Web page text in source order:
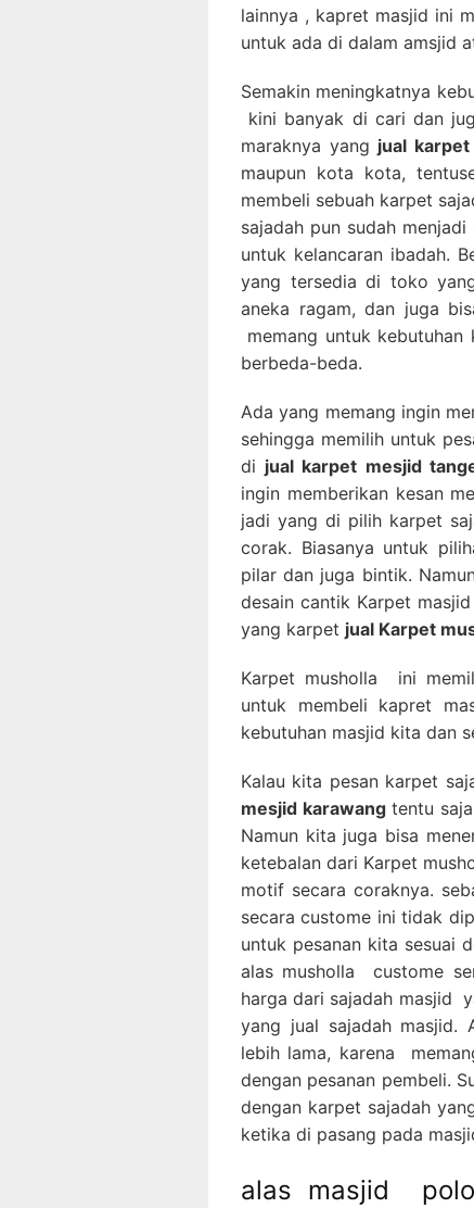
lainnya , kapret masjid ini
untuk ada di dalam amsjid
Semakin meningkatnya
kini banyak di cari dan
maraknya yang jual
maupun kota kota,
membeli sebuah karpet
sajadah pun sudah
untuk kelancaran ibadah.
yang tersedia di toko
aneka ragam, dan juga
memang untuk
berbeda-beda.
Ada yang memang ingin
sehingga memilih untuk
di jual karpet mesjid
ingin memberikan kesan
jadi yang di pilih karpet
corak. Biasanya untuk
pilar dan juga bintik.
desain cantik Karpet
yang karpet jual Karpet
Karpet musholla ini
untuk membeli kapret
kebutuhan masjid kita dan
Kalau kita pesan karpet
mesjid karawang tentu
Namun kita juga bisa
ketebalan dari Karpet
motif secara coraknya.
secara custome ini tidak
untuk pesanan kita sesuai
alas musholla custome
harga dari sajadah masjid
yang jual sajadah masjid.
lebih lama, karena
dengan pesanan pembeli.
dengan karpet sajadah
ketika di pasang pada
alas masjid